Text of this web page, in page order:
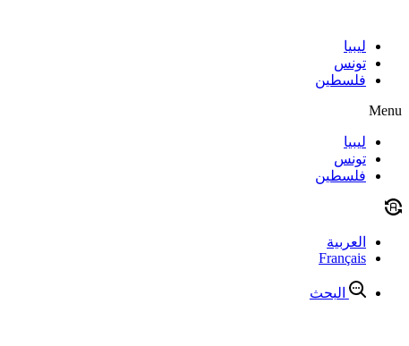
contentليبيا
تونس
فلسطين
Menu
ليبيا
تونس
فلسطين
العربية
Français
البحث